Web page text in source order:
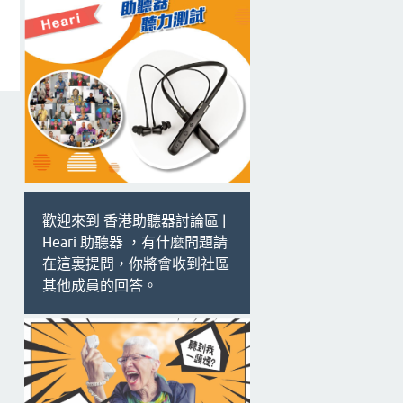
歡迎來到 香港助聽器討論區 |
Heari 助聽器 ，有什麼問題請
在這裏提問，你將會收到社區
其他成員的回答。